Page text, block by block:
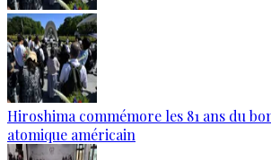
Hiroshima commémore les 81 ans du
atomique américain